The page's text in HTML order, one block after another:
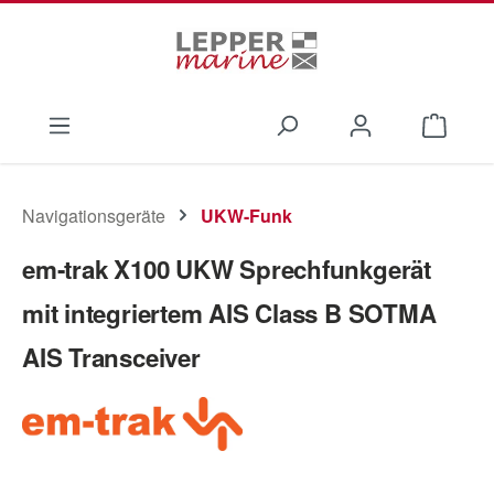
Navigationsgeräte UKW-Funk
em-trak X100 UKW Sprechfunkgerät
mit integriertem AIS Class B SOTMA
AIS Transceiver